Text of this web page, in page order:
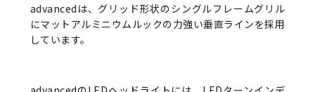
advancedは、グリッド形状のシングルフレームグリル
にマットアルミニウムルックの力強い垂直ラインを採用
しています。